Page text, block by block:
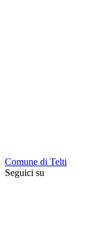
Comune di Telti
Seguici su